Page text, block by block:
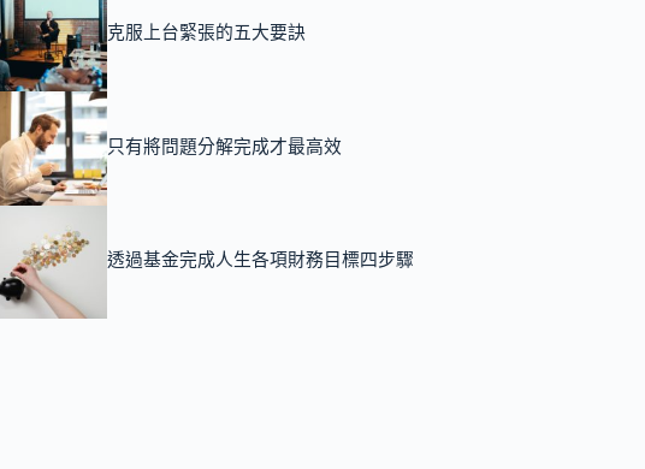
克服上台緊張的五大要訣
只有將問題分解完成才最高效
透過基金完成人生各項財務目標四步驟